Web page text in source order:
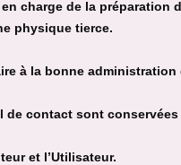
charge de la préparation
physique tierce.
à la bonne administration
de contact sont
et l’Utilisateur.